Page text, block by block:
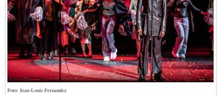
Foto: Jean-Louis Fernandez